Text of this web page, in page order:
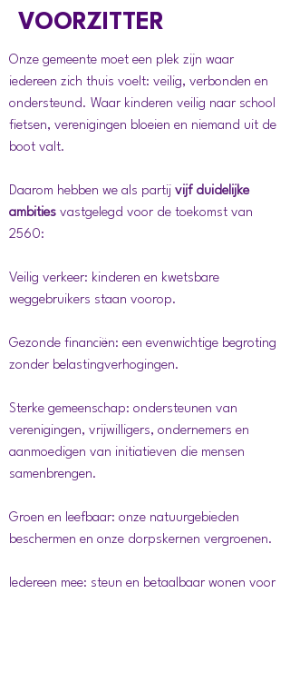
VOORZITTER
Onze gemeente moet een plek zijn waar
iedereen zich thuis voelt: veilig, verbonden en
ondersteund. Waar kinderen veilig naar school
fietsen, verenigingen bloeien en niemand uit de
boot valt.
Daarom hebben we als partij vijf duidelijke
ambities vastgelegd voor de toekomst van
2560:
Veilig verkeer: kinderen en kwetsbare
weggebruikers staan voorop.
Gezonde financiën: een evenwichtige begroting
zonder belastingverhogingen.
Sterke gemeenschap: ondersteunen van
verenigingen, vrijwilligers, ondernemers en
aanmoedigen van initiatieven die mensen
samenbrengen.
Groen en leefbaar: onze natuurgebieden
beschermen en onze dorpskernen vergroenen.
Iedereen mee: steun en betaalbaar wonen voor